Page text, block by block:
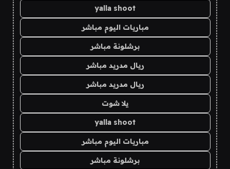
yalla shoot
مباريات اليوم مباشر
برشلونة مباشر
ريال مدريد مباشر
ريال مدريد مباشر
يلا شوت
yalla shoot
مباريات اليوم مباشر
برشلونة مباشر